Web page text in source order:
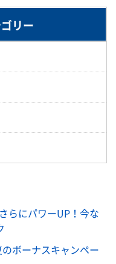
リー
らにパワーUP！今な
ボーナスキャンペー